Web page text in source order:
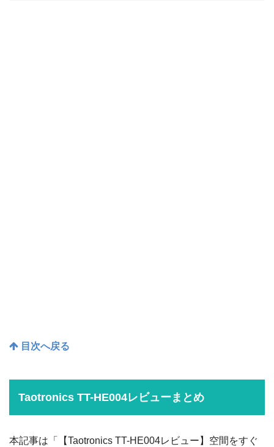
目次へ戻る
Taotronics TT-HE004レビューまとめ
本記事は「【Taotronics TT-HE004レビュー】空間をすぐ